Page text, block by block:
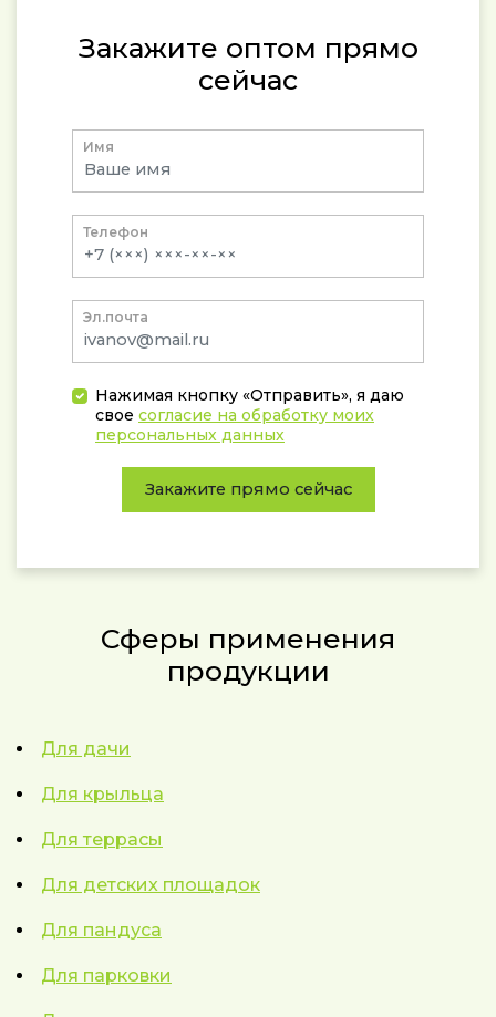
Закажите оптом прямо
сейчас
Имя
Телефон
Эл.почта
Нажимая кнопку «Отправить», я даю
свое согласие на обработку моих
персональных данных
Закажите прямо сейчас
Сферы применения
продукции
Для дачи
Для крыльца
Для террасы
Для детских площадок
Для пандуса
Для парковки